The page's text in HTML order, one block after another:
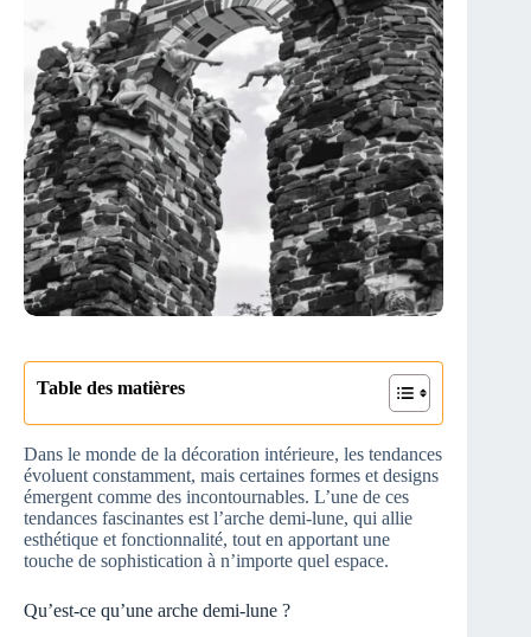
Table des matières
Dans le monde de la décoration intérieure, les tendances
évoluent constamment, mais certaines formes et designs
émergent comme des incontournables. L’une de ces
tendances fascinantes est l’arche demi-lune, qui allie
esthétique et fonctionnalité, tout en apportant une
touche de sophistication à n’importe quel espace.
Qu’est-ce qu’une arche demi-lune ?